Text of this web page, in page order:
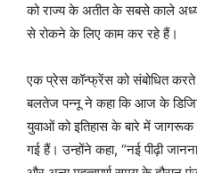
को राज्य के अतीत के सबसे काले
से रोकने के लिए काम कर रहे हैं।
एक प्रेस कॉन्फ्रेंस को संबोधित करते
बलतेज पन्नू ने कहा कि आज के
युवाओं को इतिहास के बारे में
गई हैं। उन्होंने कहा, “नई पीढ़ी